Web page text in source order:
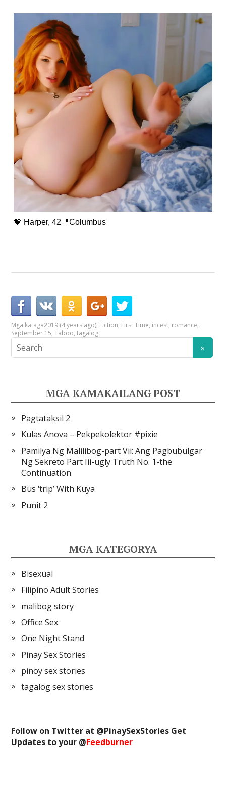
💖 Harper, 42📍Columbus
Mga kataga2019 (4 years ago), Fiction, First Time, incest, romance,
September 15,Taboo,tagalog
MGA KAMAKAILANG POST
Pagtataksil 2
Kulas Anova – Pekpekolektor #pixie
Pamilya Ng Malilibog-part Vii: Ang Pagbubulgar
Ng Sekreto Part Iii-ugly Truth No. 1-the
Continuation
Bus ‘trip’ With Kuya
Punit 2
MGA KATEGORYA
Bisexual
Filipino Adult Stories
malibog story
Office Sex
One Night Stand
Pinay Sex Stories
pinoy sex stories
tagalog sex stories
Follow on Twitter at @PinaySexStories Get
Updates to your @Feedburner